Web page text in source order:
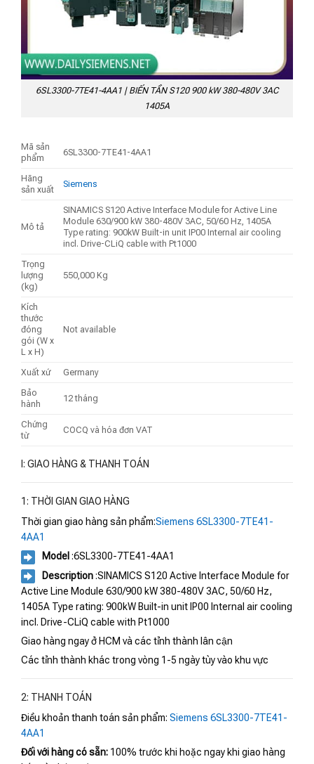
6SL3300-7TE41-4AA1 | BIẾN TẦN S120 900 kW 380-480V 3AC
1405A
Mã sản
phẩm
6SL3300-7TE41-4AA1
Hãng
sản xuất
Siemens
Mô tả
SINAMICS S120 Active Interface Module for Active Line
Module 630/900 kW 380-480V 3AC, 50/60 Hz, 1405A
Type rating: 900kW Built-in unit IP00 Internal air cooling
incl. Drive-CLiQ cable with Pt1000
Trọng
lượng
(kg)
550,000 Kg
Kích
thước
đóng
gói (W x
L x H)
Not available
Xuất xứ
Germany
Bảo
hành
12 tháng
Chứng
từ
COCQ và hóa đơn VAT
I: GIAO HÀNG & THANH TOÁN
1: THỜI GIAN GIAO HÀNG
Thời gian giao hàng sản phẩm:Siemens 6SL3300-7TE41-
4AA1
Model :6SL3300-7TE41-4AA1
Description:SINAMICS S120 Active Interface Module for
Active Line Module 630/900 kW 380-480V 3AC, 50/60 Hz,
1405A Type rating: 900kW Built-in unit IP00 Internal air cooling
incl. Drive-CLiQ cable with Pt1000
Giao hàng ngay ở HCM và các tỉnh thành lân cận
Các tỉnh thành khác trong vòng 1-5 ngày tùy vào khu vực
2: THANH TOÁN
Điều khoản thanh toán sản phẩm: Siemens 6SL3300-7TE41-
4AA1
Đối với hàng có sẵn: 100% trước khi hoặc ngay khi giao hàng